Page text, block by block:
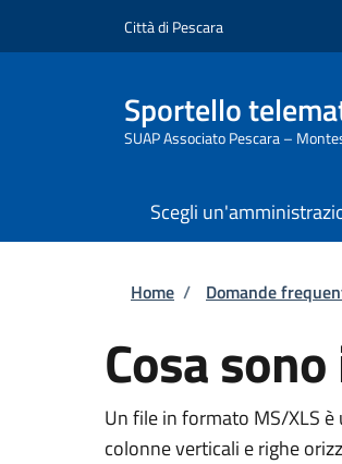
Città di Pescara
Sportello
SUAP Associato Pescara –
Scegli
Briciole di
Home / Domande
Cosa
Un file in formato MS/XLS
colonne verticali e righe